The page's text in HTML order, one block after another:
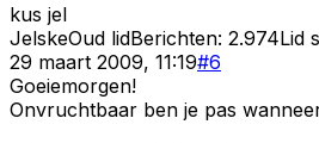
kus jel
JelskeOud lidBerichten: 2.974Lid
29 maart 2009, 11:19#6
Goeiemorgen!
Onvruchtbaar ben je pas